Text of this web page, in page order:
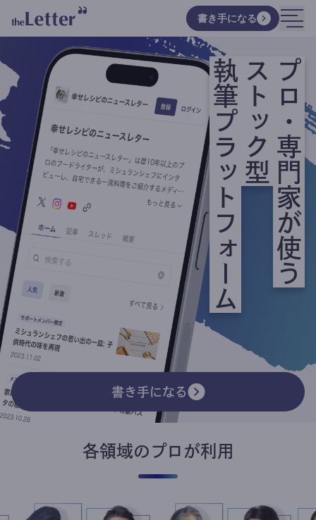
書き手になる
プロ・専門家が使う
ストック型
執筆プラットフォーム
書き手になる
各領域のプロが利用